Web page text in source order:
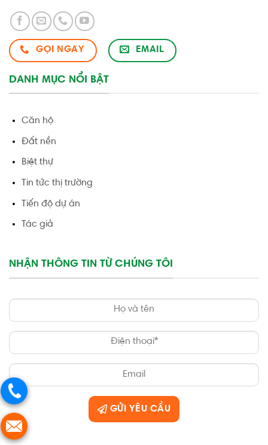
GỌI NGAY EMAIL
DANH MỤC NỔI BẬT
Căn hộ
Đất nền
Biệt thự
Tin tức thị trường
Tiến độ dự án
Tác giả
NHẬN THÔNG TIN TỪ CHÚNG TÔI
GỬI YÊU CẦU